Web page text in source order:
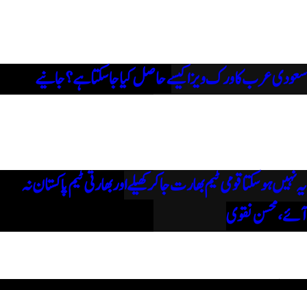
سعودی عرب کا ورک ویزا کیسے حاصل کیا جاسکتا ہے؟جانیے
یہ نہیں ہوسکتا قومی ٹیم بھارت جاکر کھیلے اور بھارتی ٹیم پاکستان نہ
آئے، محسن نقوی